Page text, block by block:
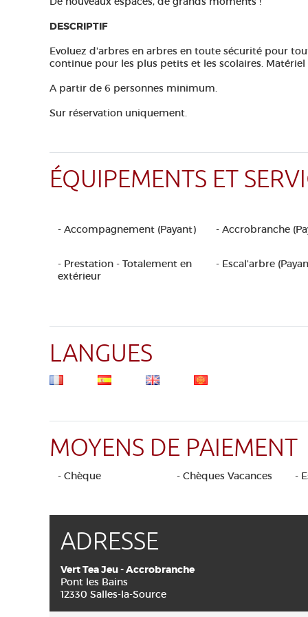
DESCRIPTIF
Evoluez d'arbres en arbres en toute sécurité pour
continue pour les plus petits et les scolaires. Matériel
A partir de 6 personnes minimum.
Sur réservation uniquement.
ÉQUIPEMENTS ET
- Accompagnement (Payant) - Accrobranche
- Prestation - Totalement en
extérieur
- Escal'arbre
LANGUES
MOYENS DE PAIEMENT
- Chèque - Chèques Vacances -
ADRESSE
Vert Tea Jeu - Accrobranche
Pont les Bains
12330 Salles-la-Source